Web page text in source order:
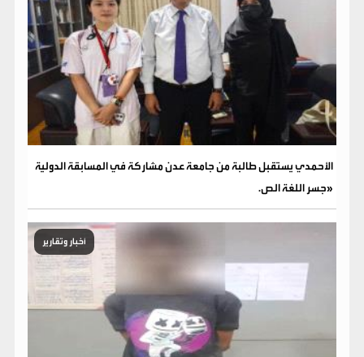
الأحمدي يستقبل طالبة من جامعة عدن مشاركة في المسابقة الدولية
«جسر اللغة الص.
أخبار وتقارير